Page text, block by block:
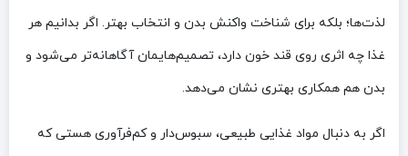
لذت‌ها؛ بلکه برای شناخت واکنش بدن و انتخاب بهتر. اگر بدانیم هر
غذا چه اثری روی قند خون دارد، تصمیم‌هایمان آگاهانه‌تر می‌شود و
بدن هم همکاری بهتری نشان می‌دهد.
اگر به دنبال مواد غذایی طبیعی، سبوس‌دار و کم‌فرآوری هستی که